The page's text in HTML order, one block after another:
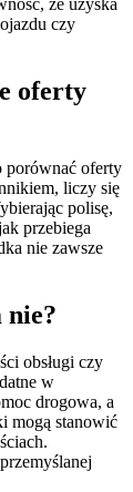
że uzyska
czy
oferty
porównać oferty
liczy się
polisę,
przebiega
nie zawsze
nie?
obsługi czy
w
drogowa, a
mogą stanowić